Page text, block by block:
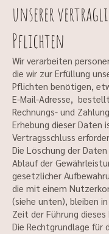
unserer
Pflichten
Wir verarbeiten
die wir zur Erfüllung
Pflichten benötigen,
E-Mail-Adresse,
Rechnungs- und
Erhebung dieser Daten
Vertragsschluss
Die Löschung der
Ablauf der
gesetzlicher
die mit einem
(siehe unten), bleiben
Zeit der Führung
Die Rechtgrundlage für